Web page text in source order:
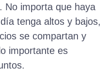
No importa que haya
tenga altos y bajos,
se compartan y
importante es